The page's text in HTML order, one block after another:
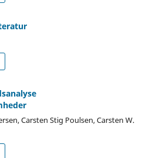
Carsten Stig Poulsen, Carsten W.